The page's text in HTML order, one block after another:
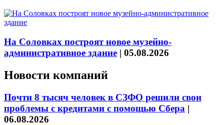
На Соловках построят новое музейно-
административное здание | 05.08.2026
Новости компаний
Почти 8 тысяч человек в СЗФО решили свои
проблемы с кредитами с помощью Сбера |
06.08.2026